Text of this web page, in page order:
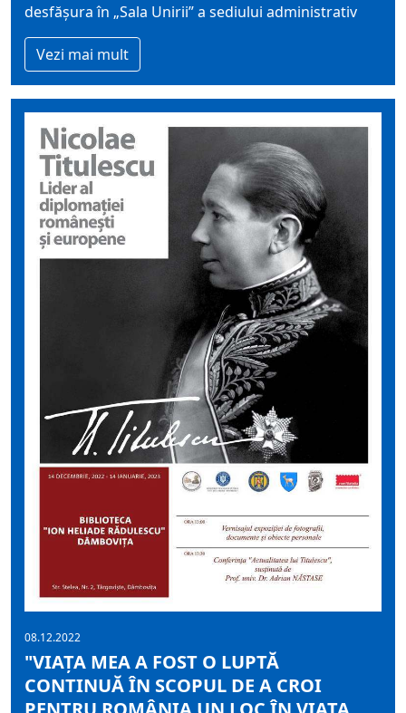
desfăşura în „Sala Unirii” a sediului administrativ
Vezi mai mult
08.12.2022
"VIAȚA MEA A FOST O LUPTĂ
CONTINUĂ ÎN SCOPUL DE A CROI